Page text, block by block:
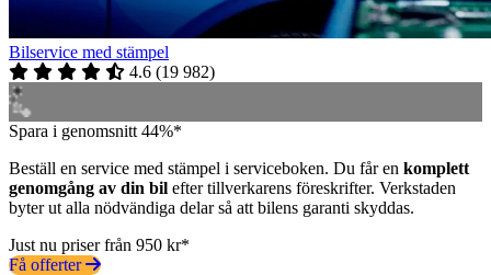
Bilservice med stämpel
4.6 (19 982)
Spara i genomsnitt 44%*
Beställ en service med stämpel i serviceboken. Du får en komplett
genomgång av din bil efter tillverkarens föreskrifter. Verkstaden
byter ut alla nödvändiga delar så att bilens garanti skyddas.
Just nu priser från 950 kr*
Få offerter